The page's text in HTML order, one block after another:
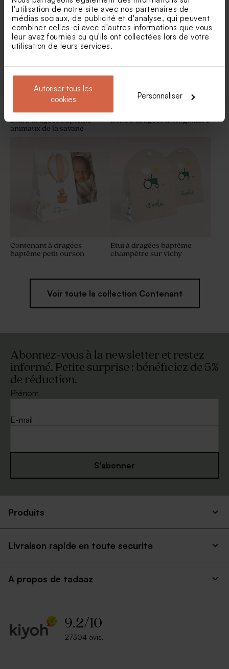
l'utilisation de notre site avec nos partenaires de
médias sociaux, de publicité et d'analyse, qui peuvent
combiner celles-ci avec d'autres informations que vous
leur avez fournies ou qu'ils ont collectées lors de votre
utilisation de leurs services.
Autoriser tous les
cookies
Personnaliser
Boîte DIY cadeaux invités
baptême blancs et marron
Moulin à vent naissance rose
et son crayon
personnalisable
savane
Etui à dragées baptême
animaux de la savane
Boite à dragées montgolfière
Contenant à dragées
baptême petit ourson
Etui à dragées baptême
champêtre sur vichy
Voir toute la collection Contenant
Abonnez-vous à la newsletter et restez
informé. Petite surprise : bénéficiez de 5%
de réduction.
Prénom
E-mail
S'abonner
Produits
Livraison rapide en toute securite
A propos de tadaaz
9.2/10
27304 avis.